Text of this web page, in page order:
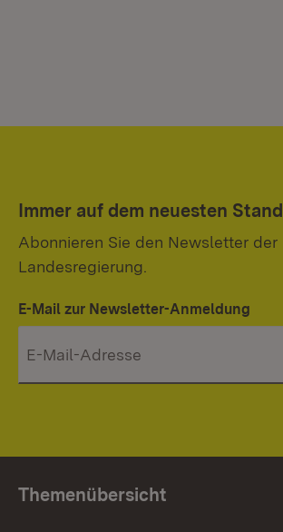
Immer auf dem neuesten Stand
Abonnieren Sie den Newsletter der
Landesregierung.
E-Mail zur Newsletter-Anmeldung
Themenübersicht